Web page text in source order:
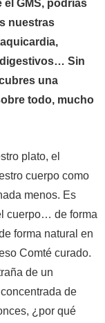
GMS, podrías
nuestras
Sin
una
todo, mucho
plato, el
cuerpo como
menos. Es
cuerpo… de forma
forma natural en
Comté curado.
de un
de
¿por qué